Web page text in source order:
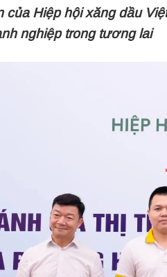
của Hiệp hội xăng dầu
nghiệp trong tương lai